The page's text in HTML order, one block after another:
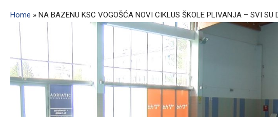
Home » NA BAZENU KSC VOGOŠĆA NOVI CIKLUS ŠKOLE PLIVANJA – SVI SU